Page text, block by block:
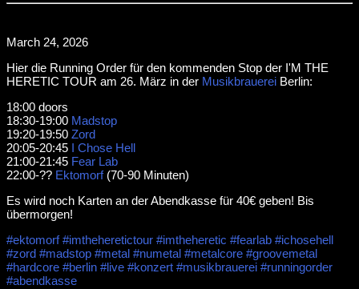
March 24, 2026
Hier die Running Order für den kommenden Stop der I'M THE
HERETIC TOUR am 26. März in der Musikbrauerei Berlin:
18:00 doors
18:30-19:00 Madstop
19:20-19:50 Zord
20:05-20:45 I Chose Hell
21:00-21:45 Fear Lab
22:00-?? Ektomorf(70-90 Minuten)
Es wird noch Karten an der Abendkasse für 40€ geben! Bis
übermorgen!
#ektomorf #imtheheretictour #imtheheretic #fearlab #ichosehell
#zord #madstop #metal #numetal #metalcore #groovemetal
#hardcore #berlin #live #konzert #musikbrauerei #runningorder
#abendkasse